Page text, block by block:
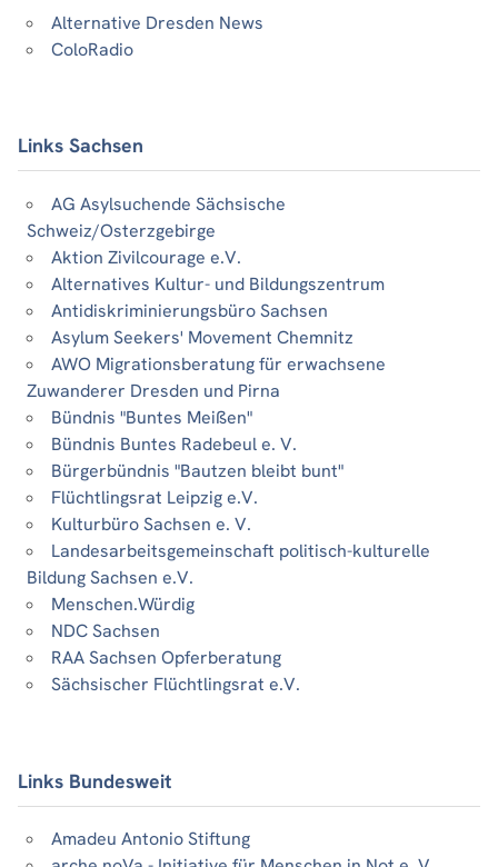
Alternative Dresden News
ColoRadio
Links Sachsen
AG Asylsuchende Sächsische
Schweiz/Osterzgebirge
Aktion Zivilcourage e.V.
Alternatives Kultur- und Bildungszentrum
Antidiskriminierungsbüro Sachsen
Asylum Seekers' Movement Chemnitz
AWO Migrationsberatung für erwachsene
Zuwanderer Dresden und Pirna
Bündnis "Buntes Meißen"
Bündnis Buntes Radebeul e. V.
Bürgerbündnis "Bautzen bleibt bunt"
Flüchtlingsrat Leipzig e.V.
Kulturbüro Sachsen e. V.
Landesarbeitsgemeinschaft politisch-kulturelle
Bildung Sachsen e.V.
Menschen.Würdig
NDC Sachsen
RAA Sachsen Opferberatung
Sächsischer Flüchtlingsrat e.V.
Links Bundesweit
Amadeu Antonio Stiftung